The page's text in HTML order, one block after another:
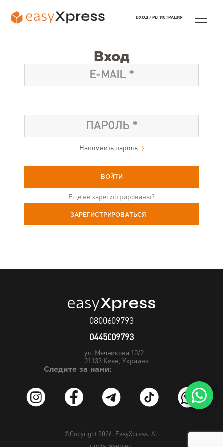
Вход
Напомнить пароль
Еще не зарегистрированы?
ЗАРЕГИСТРИРОВАТЬСЯ
ВХОД / РЕГИСТРАЦИЯ
0800609793
0445009793
ул. Мечникова 10/2
01133 Киев, Украина
Следите за нами:
©Copyright 2026. EasyXpress. All